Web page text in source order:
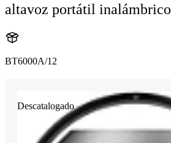
altavoz portátil inalámbrico
BT6000A/12
Descatalogado